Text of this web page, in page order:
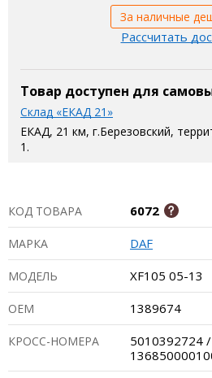
За наличные
Рассчитать
Товар доступен для
Склад «ЕКАД 21»
ЕКАД, 21 км, г.Березовский,
1.
КОД ТОВАРА 6072
МАРКА DAF
МОДЕЛЬ XF105 05-13
ОЕМ 1389674
КРОСС-НОМЕРА
5010392724